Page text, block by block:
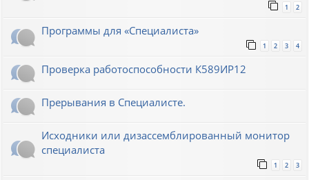
1 2
Программы для «Специалиста»
1 2 3 4
Проверка работоспособности К589ИР12
Прерывания в Специалисте.
Исходники или дизассемблированный монитор
специалиста
1 2 3